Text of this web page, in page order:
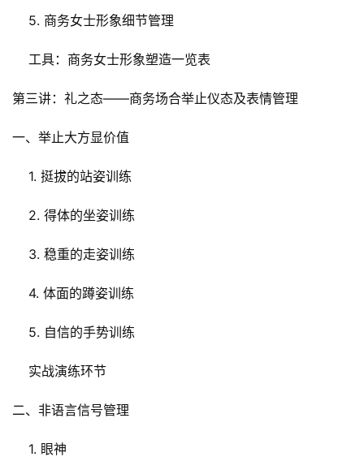
    5. 商务女士形象细节管理
    工具：商务女士形象塑造一览表
第三讲：礼之态——商务场合举止仪态及表情管理
一、举止大方显价值
    1. 挺拔的站姿训练
    2. 得体的坐姿训练
    3. 稳重的走姿训练
    4. 体面的蹲姿训练
    5. 自信的手势训练
    实战演练环节
二、非语言信号管理
    1. 眼神